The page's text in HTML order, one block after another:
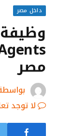
داخل مصر
مصر
لا توجد